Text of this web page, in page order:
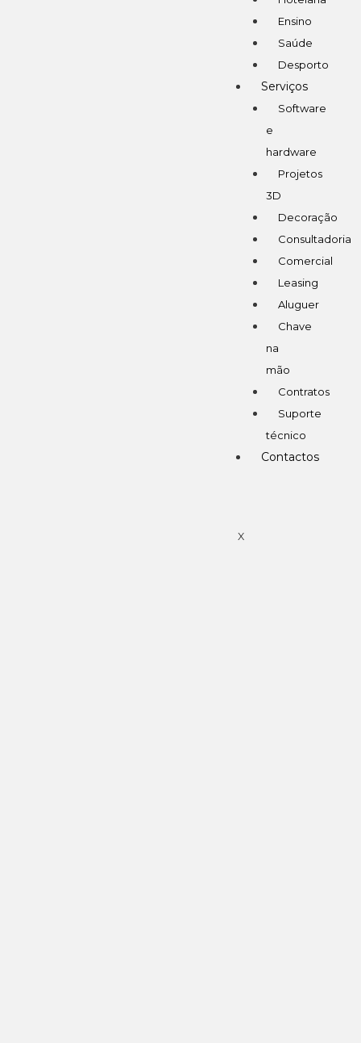
Ensino
Saúde
Desporto
Serviços
Software
e
hardware
Projetos
3D
Decoração
Consultadoria
Comercial
Leasing
Aluguer
Chave
na
mão
Contratos
Suporte
técnico
Contactos
X